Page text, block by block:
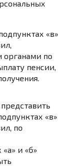
«в»
органами по
пенсии,
«в»
по
«а» и «б»